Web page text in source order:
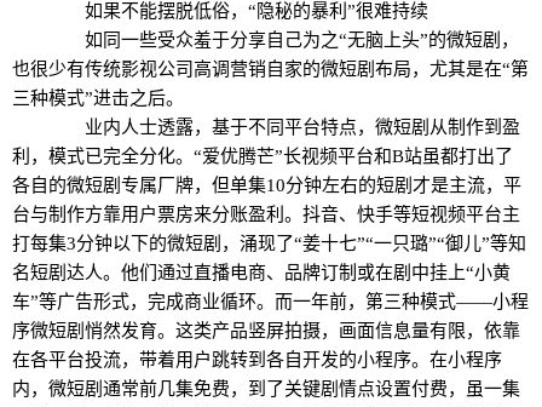
如果不能摆脱低俗，“隐秘的暴利”很难持续
如同一些受众羞于分享自己为之“无脑上头”的微短剧，
也很少有传统影视公司高调营销自家的微短剧布局，尤其是在“第
三种模式”进击之后。
业内人士透露，基于不同平台特点，微短剧从制作到盈
利，模式已完全分化。“爱优腾芒”长视频平台和B站虽都打出了
各自的微短剧专属厂牌，但单集10分钟左右的短剧才是主流，平
台与制作方靠用户票房来分账盈利。抖音、快手等短视频平台主
打每集3分钟以下的微短剧，涌现了“姜十七”“一只璐”“御儿”等知
名短剧达人。他们通过直播电商、品牌订制或在剧中挂上“小黄
车”等广告形式，完成商业循环。而一年前，第三种模式——小程
序微短剧悄然发育。这类产品竖屏拍摄，画面信息量有限，依靠
在各平台投流，带着用户跳转到各自开发的小程序。在小程序
内，微短剧通常前几集免费，到了关键剧情点设置付费，虽一集